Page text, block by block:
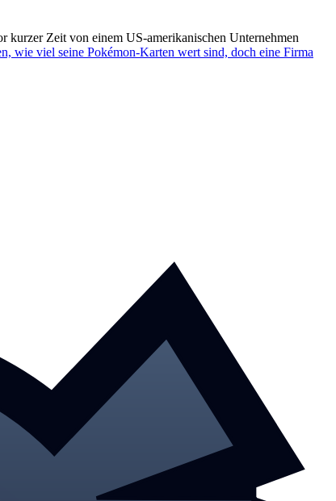
kurzer Zeit von einem US-amerikanischen Unternehmen
wie viel seine Pokémon-Karten wert sind, doch eine Firma